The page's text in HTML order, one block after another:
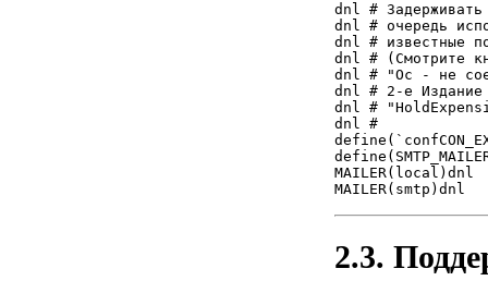
dnl # Задерживать
dnl # очередь
dnl # известные
dnl # (Смотрите
dnl # "Oc - не
dnl # 2-е
dnl #
MAILER(local)dnl
MAILER(smtp)dnl
2.3.